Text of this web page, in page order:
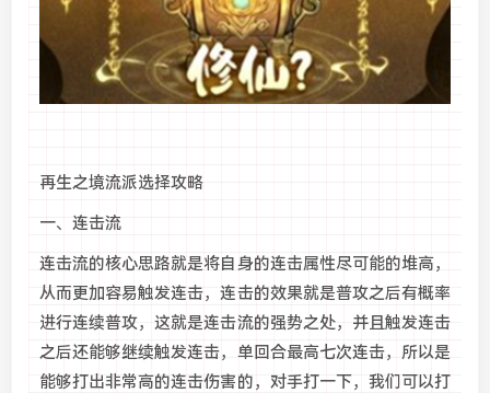
再生之境流派选择攻略
一、连击流
连击流的核心思路就是将自身的连击属性尽可能的堆高，
从而更加容易触发连击，连击的效果就是普攻之后有概率
进行连续普攻，这就是连击流的强势之处，并且触发连击
之后还能够继续触发连击，单回合最高七次连击，所以是
能够打出非常高的连击伤害的，对手打一下，我们可以打